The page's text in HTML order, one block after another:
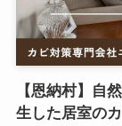
【恩納村】自
生した居室の